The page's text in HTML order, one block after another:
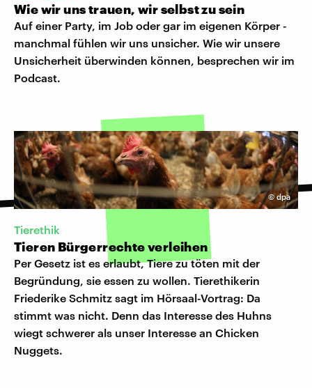
Wie wir uns trauen, wir selbst zu sein
Auf einer Party, im Job oder gar im eigenen Körper -
manchmal fühlen wir uns unsicher. Wie wir unsere
Unsicherheit überwinden können, besprechen wir im
Podcast.
©dpa
Tierethik
Tieren Bürgerrechte verleihen
Per Gesetz ist es erlaubt, Tiere zu töten mit der
Begründung, sie essen zu wollen. Tierethikerin
Friederike Schmitz sagt im Hörsaal-Vortrag: Da
stimmt was nicht. Denn das Interesse des Huhns
wiegt schwerer als unser Interesse an Chicken
Nuggets.